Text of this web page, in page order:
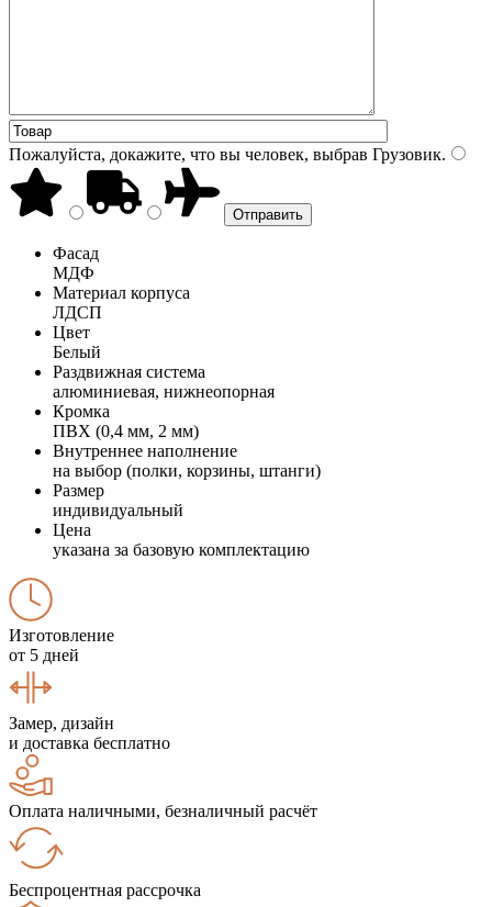
Пожалуйста, докажите, что вы человек, выбрав Грузовик.
Фасад
МДФ
Материал корпуса
ЛДСП
Цвет
Белый
Раздвижная система
алюминиевая, нижнеопорная
Кромка
ПВХ (0,4 мм, 2 мм)
Внутреннее наполнение
на выбор (полки, корзины, штанги)
Размер
индивидуальный
Цена
указана за базовую комплектацию
Изготовление
от 5 дней
Замер, дизайн
и доставка бесплатно
Оплата наличными, безналичный расчёт
Беспроцентная рассрочка